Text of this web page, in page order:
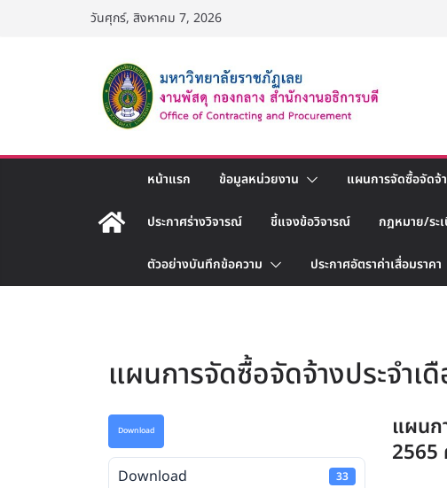
วันศุกร์, สิงหาคม 7, 2026
หน้าแรก ข้อมูลหน่วยงาน แผนการจัดซื้อจัดจ้
ประกาศร่างวิจารณ์ ชี้แจงข้อวิจารณ์ กฎหมาย/ระ
ตัวอย่างบันทึกข้อความ ประกาศอัตราค่าเสื่อมราคา
แผนการจัดซื้อจัดจ้างประจำ
Download
Download 33
แผนก
2565